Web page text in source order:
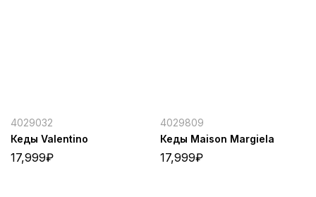
4029032
Кеды Valentino
17,999₽
4029809
Кеды Maison Margiela
17,999₽